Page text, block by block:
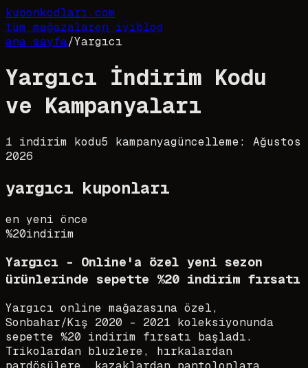
kuponkodları.com
tüm mağazalaren iyiblog
ana sayfa/Yargıcı
Yargıcı İndirim Kodu
ve Kampanyaları
1 indirim kodu5 kampanyagüncelleme: Ağustos
2026
yargıcı kuponları
en yeni önce
%20indirim
Yargıcı - Online'a özel yeni sezon
ürünlerinde sepette %20 indirim fırsatı
Yargıcı online mağazasına özel,
Sonbahar/Kış 2020 - 2021 koleksiyonunda
sepette %20 indirim fırsatı başladı.
Trikolardan bluzlere, hırkalardan